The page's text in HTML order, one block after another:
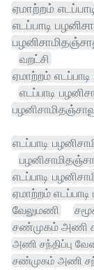
ஏமாற்றம்
எடப்பாடி
வறட்சி
ஏமாற்றம்
எடப்பாடி
எடப்பாடி
எடப்பாடி
ஏமாற்றம்
வேலுமணி
சண்முகம் அணி
அணி சந்திப்பு
சண்முகம் அணி